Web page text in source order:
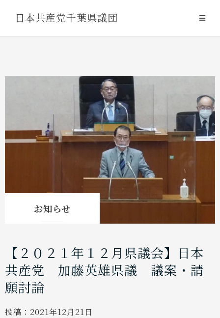
日本共産党千葉県議団
お知らせ
【２０２１年１２月県議会】日本
共産党 加藤英雄県議 議案・請
願討論
投稿： 2021年12月21日